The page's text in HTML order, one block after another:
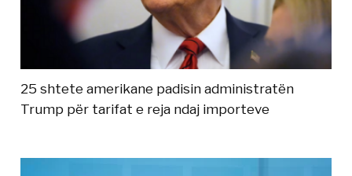
25 shtete amerikane padisin administratën
Trump për tarifat e reja ndaj importeve